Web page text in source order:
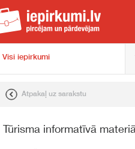
Visi iepirkumi
Atpakaļ uz sarakstu
Tūrisma informatīvā